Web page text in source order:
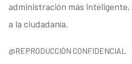
administración más
a la ciudadanía.
@REPRODUCCIÓN CONFIDENCIAL